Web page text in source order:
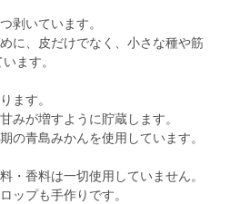
剥いています。
、皮だけでなく、小さな種や筋
ます。
ます。
が増すように貯蔵します。
青島みかんを使用しています。
・香料は一切使用していません。
プも手作りです。